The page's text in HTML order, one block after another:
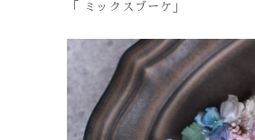
「 ミックスブーケ」